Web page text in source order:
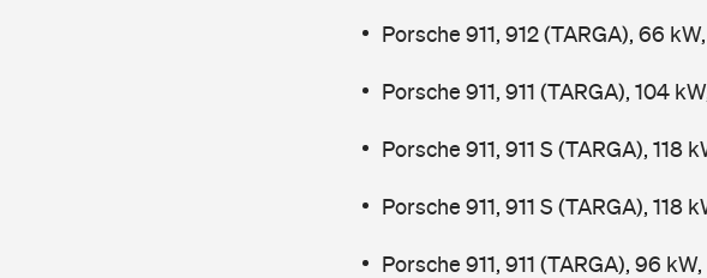
Porsche 911, 912 (TARGA), 66
Porsche 911, 911 (TARGA), 104
Porsche 911, 911 S (TARGA), 118
Porsche 911, 911 S (TARGA), 118
Porsche 911, 911 (TARGA), 96